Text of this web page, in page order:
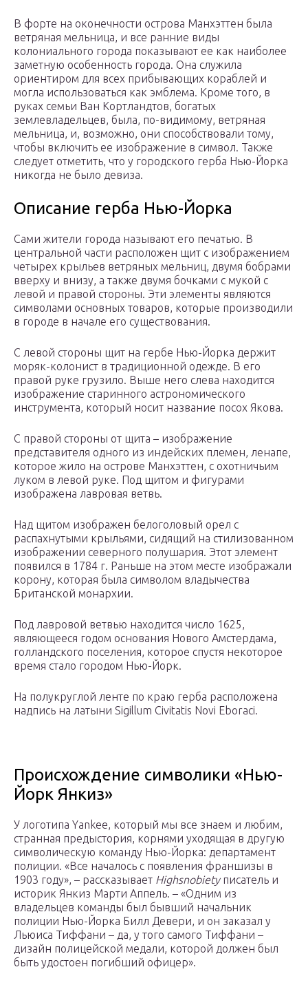
В форте на оконечности острова Манхэттен была
ветряная мельница, и все ранние виды
колониального города показывают ее как наиболее
заметную особенность города. Она служила
ориентиром для всех прибывающих кораблей и
могла использоваться как эмблема. Кроме того, в
руках семьи Ван Кортландтов, богатых
землевладельцев, была, по-видимому, ветряная
мельница, и, возможно, они способствовали тому,
чтобы включить ее изображение в символ. Также
следует отметить, что у городского герба Нью-Йорка
никогда не было девиза.
Описание герба Нью-Йорка
Сами жители города называют его печатью. В
центральной части расположен щит с изображением
четырех крыльев ветряных мельниц, двумя бобрами
вверху и внизу, а также двумя бочками с мукой с
левой и правой стороны. Эти элементы являются
символами основных товаров, которые производили
в городе в начале его существования.
С левой стороны щит на гербе Нью-Йорка держит
моряк-колонист в традиционной одежде. В его
правой руке грузило. Выше него слева находится
изображение старинного астрономического
инструмента, который носит название посох Якова.
С правой стороны от щита – изображение
представителя одного из индейских племен, ленапе,
которое жило на острове Манхэттен, с охотничьим
луком в левой руке. Под щитом и фигурами
изображена лавровая ветвь.
Над щитом изображен белоголовый орел с
распахнутыми крыльями, сидящий на стилизованном
изображении северного полушария. Этот элемент
появился в 1784 г. Раньше на этом месте изображали
корону, которая была символом владычества
Британской монархии.
Под лавровой ветвью находится число 1625,
являющееся годом основания Нового Амстердама,
голландского поселения, которое спустя некоторое
время стало городом Нью-Йорк.
На полукруглой ленте по краю герба расположена
надпись на латыни Sigillum Civitatis Novi Eboraci.
Происхождение символики «Нью-
Йорк Янкиз»
У логотипа Yankee, который мы все знаем и любим,
странная предыстория, корнями уходящая в другую
символическую команду Нью-Йорка: департамент
полиции. «Все началось с появления франшизы в
1903 году», – рассказывает Highsnobietyписатель и
историк Янкиз Марти Аппель. – «Одним из
владельцев команды был бывший начальник
полиции Нью-Йорка Билл Девери, и он заказал у
Льюиса Тиффани – да, у того самого Тиффани –
дизайн полицейской медали, которой должен был
быть удостоен погибший офицер».